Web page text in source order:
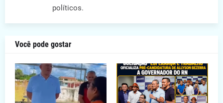
políticos.
Você pode gostar